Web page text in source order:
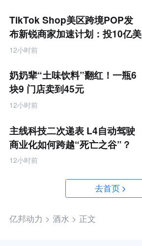
TikTok Shop美区跨境POP发
布新锐商家加速计划：投10亿美
金资源帮扶四类商家
12小时前
奶奶辈“土味饮料”翻红！一瓶6
块9 门店卖到45元
12小时前
主线科技二次递表 L4自动驾驶
商业化如何跨越“死亡之谷”？
12小时前
去首页
亿邦动力 > 酒水 > 正文